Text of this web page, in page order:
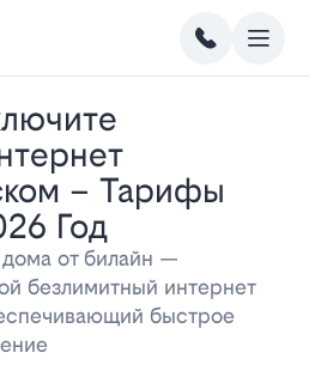
– Тарифы
Год
от билайн —
безлимитный интернет
быстрое